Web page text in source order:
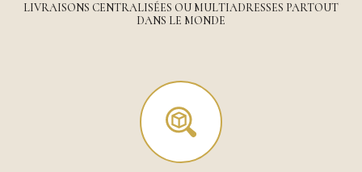
LIVRAISONS CENTRALISÉES OU MULTIADRESSES PARTOUT
DANS LE MONDE